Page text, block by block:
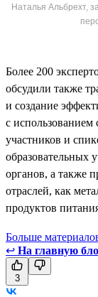
Наталья Альбрехт,
Более 200
обсудили также
и создание
с
участников и
образовательных
органов, а также
отраслей, как
продуктов
Больше
↩ На главную
3